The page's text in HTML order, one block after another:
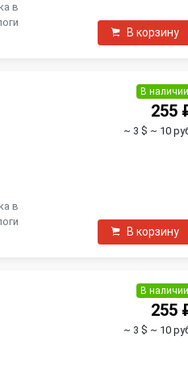
в
В корзину
в
В наличии
255
~ 3 $ ~ 10
В корзину
В наличии
255
~ 3 $ ~ 10